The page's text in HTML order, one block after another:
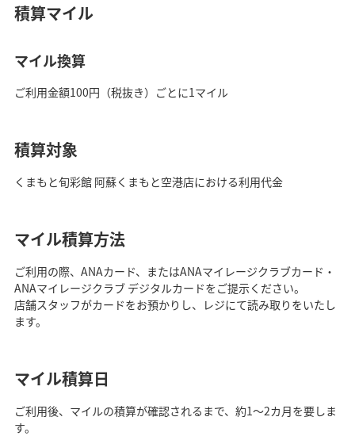
積算マイル
マイル換算
ご利用金額100円（税抜き）ごとに1マイル
積算対象
くまもと旬彩館 阿蘇くまもと空港店における利用代金
マイル積算方法
ご利用の際、ANAカード、またはANAマイレージクラブカード・
ANAマイレージクラブ デジタルカードをご提示ください。
店舗スタッフがカードをお預かりし、レジにて読み取りをいたし
ます。
マイル積算日
ご利用後、マイルの積算が確認されるまで、約1～2カ月を要しま
す。